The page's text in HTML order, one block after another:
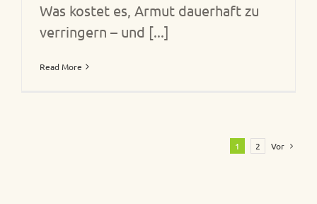
Was kostet es, Armut dauerhaft zu
verringern – und [...]
Read More
1 2 Vor